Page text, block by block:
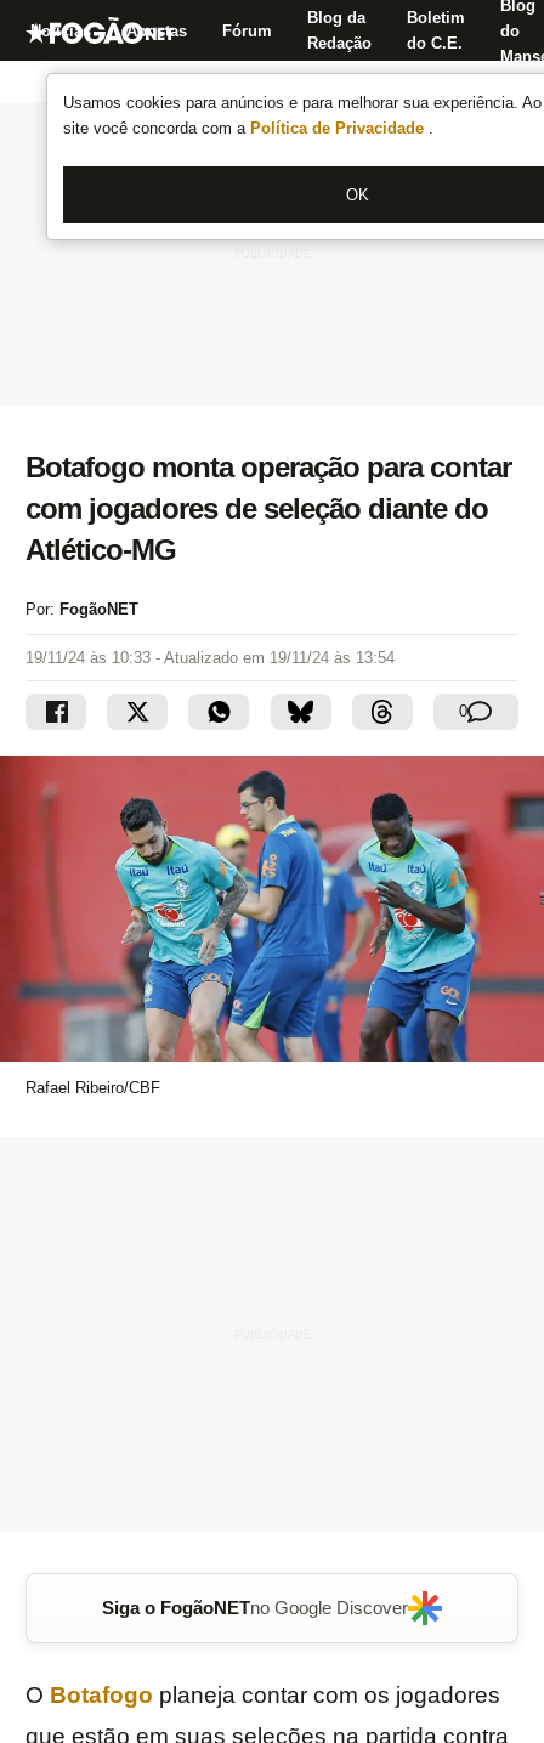
Usamos cookies para anúncios e para melhorar sua experiência.
site você concorda com a Política de Privacidade .
OK
Notícias Apostas Fórum
Blog da
Redação
Boletim
do C.E.
Blog
do
Botafogo monta operação para contar
com jogadores de seleção diante do
Atlético-MG
Por: FogãoNET
19/11/24 às 10:33 - Atualizado em 19/11/24 às 13:54
0
Rafael Ribeiro/CBF
Siga o FogãoNETno Google Discover
O Botafogo planeja contar com os jogadores
que estão em suas seleções na partida contra